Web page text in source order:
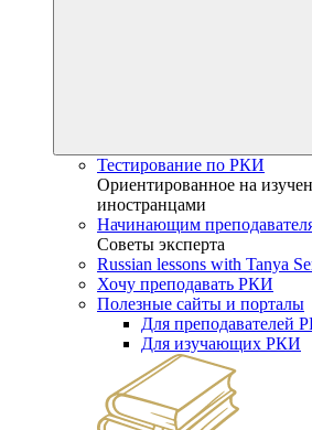
Тестирование по РКИ
Ориентированное на
иностранцами
Начинающим
Советы эксперта
Russian lessons with Tanya
Хочу преподавать РКИ
Полезные сайты и порталы
Для преподавателей
Для изучающих РКИ